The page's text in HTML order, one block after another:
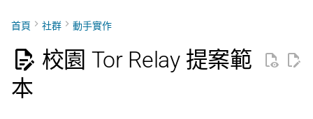
English (en-US)
尋
引
威脅模型如何建立
Tor Snowflake
場景
LGBTQ+ 與性少數的匿
進階 零知識身分驗證與支付
Tor Relays 觀測點
台灣個資法 2025 修法
OONI 更新日誌
文章類型
Tor
貢獻者百科
BECOME_ANONI
提案文件主體（可整段複製）
Tor Relay 校園建立研究專
題
匿名支付研究專題
匿名網路工作坊 2025/08
籌備頁面
首頁 社群 動手實作
校園 Tor Relay 提案範
本